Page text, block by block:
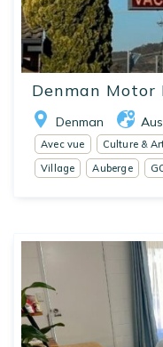
Denman Motor
Denman
Avec vue Culture &
Village
Auberge